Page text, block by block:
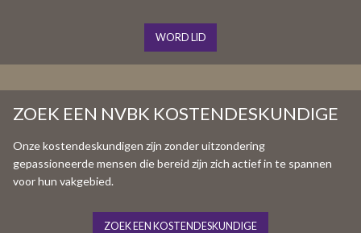
WORD LID
ZOEK EEN NVBK KOSTENDESKUNDIGE
Onze kostendeskundigen zijn zonder uitzondering
gepassioneerde mensen die bereid zijn zich actief in te spannen
voor hun vakgebied.
ZOEK EEN KOSTENDESKUNDIGE